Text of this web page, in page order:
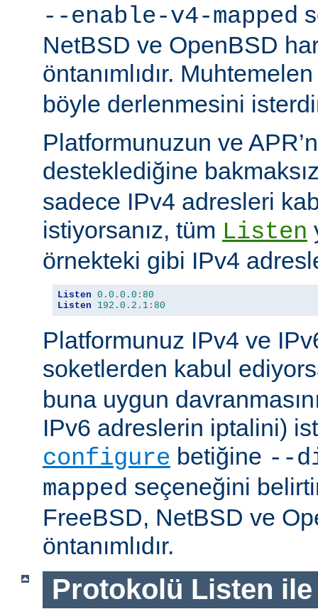
--enable-v4-mapped
NetBSD ve OpenBSD
öntanımlıdır.
böyle derlenmesini
Platformunuzun ve
desteklediğine
sadece IPv4 adresleri
istiyorsanız, tüm Listen
örnekteki gibi IPv4
Listen 0.0 . 0.0 : 80
Listen
192.0 . 2.1 : 80
Platformunuz IPv4 ve
soketlerden kabul
buna uygun
IPv6 adreslerin iptalini)
configure betiğine --
mapped seçeneğini
FreeBSD, NetBSD ve
öntanımlıdır.
Protokolü Listen